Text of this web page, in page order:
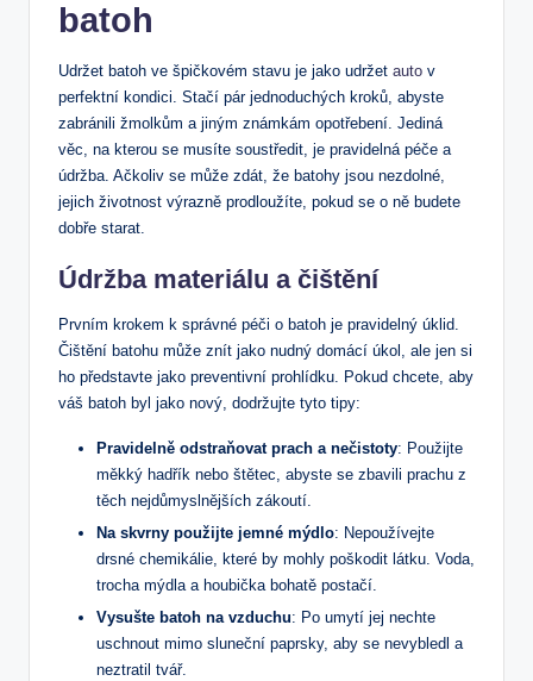
batoh
Udržet batoh ve špičkovém stavu je jako⁣ udržet auto v
perfektní kondici. Stačí ⁤pár jednoduchých kroků, ‌abyste
zabránili žmolkům a jiným známkám opotřebení. Jediná
věc, na kterou se musíte​ soustředit, je pravidelná péče a
údržba.⁢ Ačkoliv se může ⁢zdát, že batohy jsou nezdolné,
jejich ⁢životnost výrazně prodloužíte, pokud se o ně budete
dobře starat.
Údržba materiálu a čištění
Prvním krokem k správné péči ‍o batoh je pravidelný úklid.
Čištění batohu může znít‌ jako nudný domácí úkol, ‌ale jen ⁢si
ho představte jako preventivní ⁢prohlídku. Pokud‍ chcete, aby
váš batoh byl jako nový, dodržujte tyto⁣ tipy:
Pravidelně odstraňovat prach a nečistoty: Použijte
měkký hadřík nebo ‍štětec, abyste se zbavili⁢ prachu ‌z
⁢těch nejdůmyslnějších⁣ zákoutí.
Na skvrny použijte ⁣jemné mýdlo: Nepoužívejte
⁣drsné ​chemikálie, které by ​mohly poškodit látku. Voda,
trocha mýdla a houbička bohatě postačí.
Vysušte batoh na⁢ vzduchu: Po umytí jej nechte
uschnout⁣ mimo​ sluneční paprsky, aby se nevybledl a
neztratil tvář.